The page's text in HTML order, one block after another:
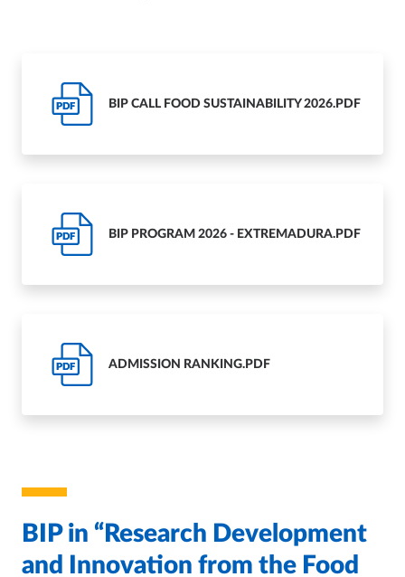
PDF BIP CALL FOOD SUSTAINABILITY 2026.PDF
PDF BIP PROGRAM 2026 - EXTREMADURA.PDF
PDF ADMISSION RANKING.PDF
BIP in “Research Development
and Innovation from the Food